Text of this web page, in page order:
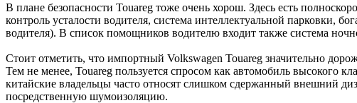
В плане безопасности Touareg тоже очень хорош. Здесь есть
контроль усталости водителя, система интеллектуальной парковки,
водителя). В список помощников водителю входит также система
Стоит отметить, что импортный Volkswagen Touareg значительно
Тем не менее, Touareg пользуется спросом как автомобиль
китайские владельцы часто относят слишком сдержанный внешний
посредственную шумоизоляцию.